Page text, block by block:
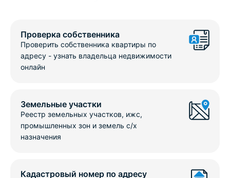
Проверка собственника
Проверить собственника квартиры по
адресу - узнать владельца недвижимости
онлайн
Земельные участки
Реестр земельных участков, ижс,
промышленных зон и земель с/х
назначения
Кадастровый номер по адресу